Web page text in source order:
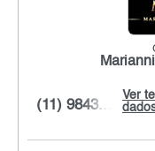
Ver
(11) 9843...